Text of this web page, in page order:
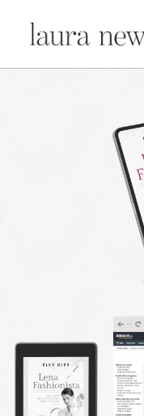
ÜBER MICH
DESIGN FAQ
PRESSEMATERIAL